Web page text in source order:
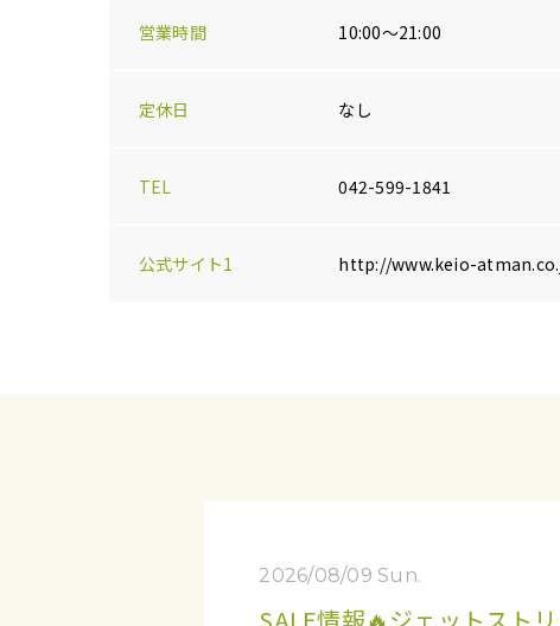
営業時間 10:00～21:00
定休日 なし
TEL 042-599-1841
公式サイト1 http://www.keio-
2026/08/09 Sun.